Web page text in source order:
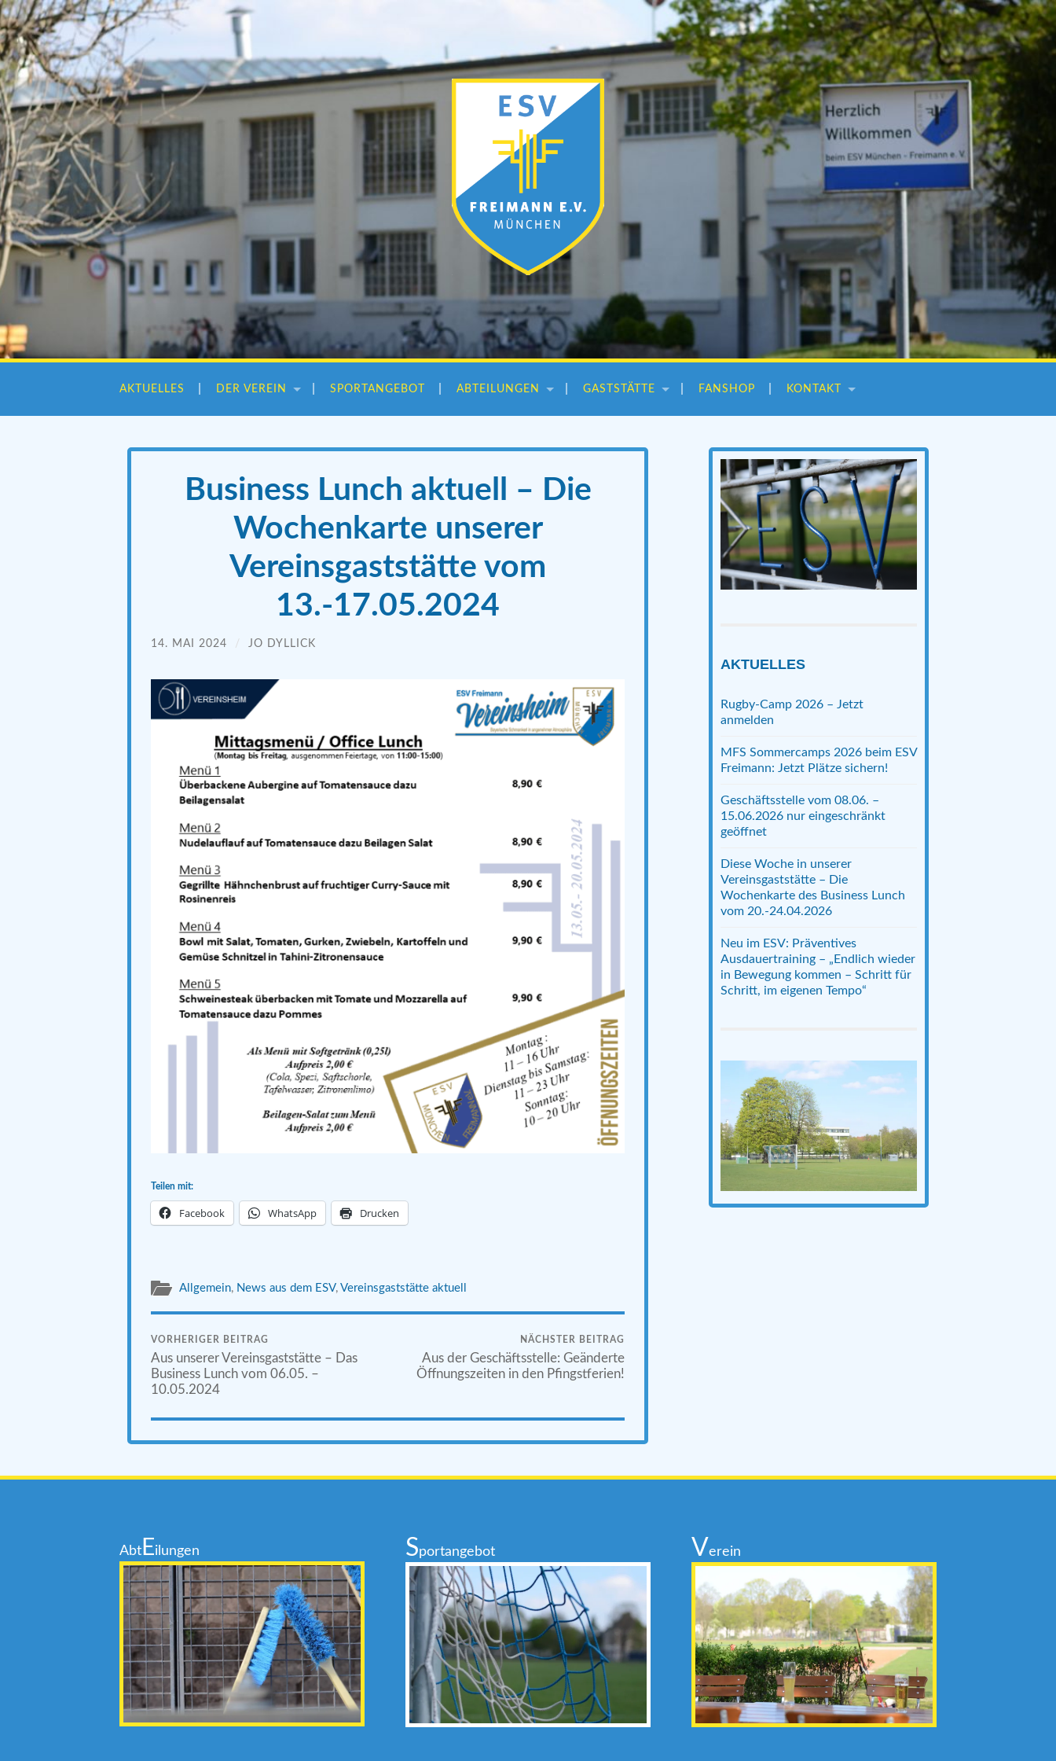
ESV
München-
Freimann
e.V.
AKTUELLES DER VEREIN SPORTANGEBOT ABTEILUNGEN GASTSTÄTTE FANSHOP KONTAKT
Business Lunch aktuell – Die
Wochenkarte unserer
Vereinsgaststätte vom
13.-17.05.2024
14. MAI 2024 / JO DYLLICK
Teilen mit:
Facebook WhatsApp Drucken
Allgemein, News aus dem ESV, Vereinsgaststätte aktuell
VORHERIGER BEITRAG
Aus unserer Vereinsgaststätte – Das
Business Lunch vom 06.05. –
10.05.2024
NÄCHSTER BEITRAG
Aus der Geschäftsstelle: Geänderte
Öffnungszeiten in den Pfingstferien!
AKTUELLES
Rugby-Camp 2026 – Jetzt
anmelden
MFS Sommercamps 2026 beim ESV
Freimann: Jetzt Plätze sichern!
Geschäftsstelle vom 08.06. –
15.06.2026 nur eingeschränkt
geöffnet
Diese Woche in unserer
Vereinsgaststätte – Die
Wochenkarte des Business Lunch
vom 20.-24.04.2026
Neu im ESV: Präventives
Ausdauertraining – „Endlich wieder
in Bewegung kommen – Schritt für
Schritt, im eigenen Tempo“
Abt Eilungen Sportangebot Verein